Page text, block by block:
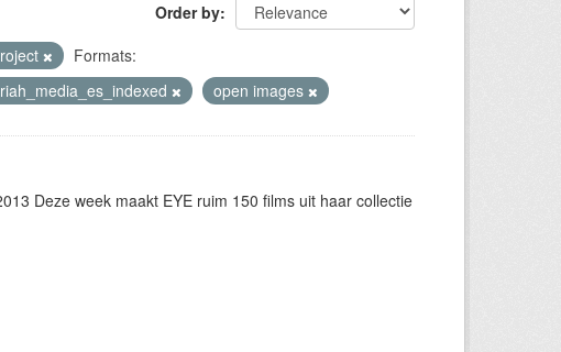
Order by
Formats:
open images
Deze week maakt EYE ruim 150 films uit haar collectie